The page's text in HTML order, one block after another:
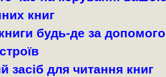
книг
будь-де за
засіб для читання книг